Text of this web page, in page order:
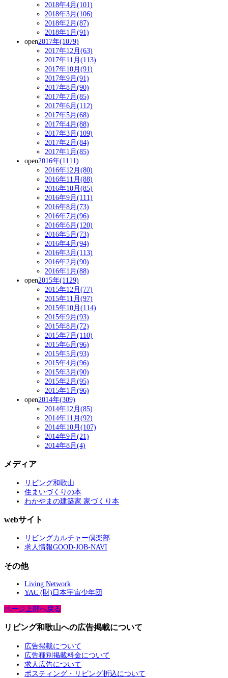
2018年4月(101)
2018年3月(106)
2018年2月(87)
2018年1月(91)
open2017年(1079)
2017年12月(63)
2017年11月(113)
2017年10月(91)
2017年9月(91)
2017年8月(90)
2017年7月(85)
2017年6月(112)
2017年5月(68)
2017年4月(88)
2017年3月(109)
2017年2月(84)
2017年1月(85)
open2016年(1111)
2016年12月(80)
2016年11月(88)
2016年10月(85)
2016年9月(111)
2016年8月(73)
2016年7月(96)
2016年6月(120)
2016年5月(73)
2016年4月(94)
2016年3月(113)
2016年2月(90)
2016年1月(88)
open2015年(1129)
2015年12月(77)
2015年11月(97)
2015年10月(114)
2015年9月(93)
2015年8月(72)
2015年7月(110)
2015年6月(96)
2015年5月(93)
2015年4月(96)
2015年3月(90)
2015年2月(95)
2015年1月(96)
open2014年(309)
2014年12月(85)
2014年11月(92)
2014年10月(107)
2014年9月(21)
2014年8月(4)
メディア
リビング和歌山
住まいづくりの本
わかやまの建築家 家づくり本
webサイト
リビングカルチャー倶楽部
求人情報GOOD-JOB-NAVI
その他
Living Network
YAC (財)日本宇宙少年団
ページ上部へ戻る
リビング和歌山への広告掲載について
広告掲載について
広告種別掲載料金について
求人広告について
ポスティング・リビング折込について